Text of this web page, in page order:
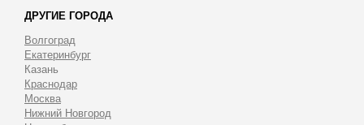
ДРУГИЕ ГОРОДА
Волгоград
Екатеринбург
Казань
Краснодар
Москва
Нижний Новгород